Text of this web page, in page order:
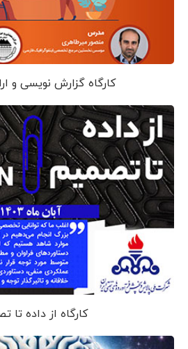
کارگاه گزارش نویسی و
کارگاه از داده تا